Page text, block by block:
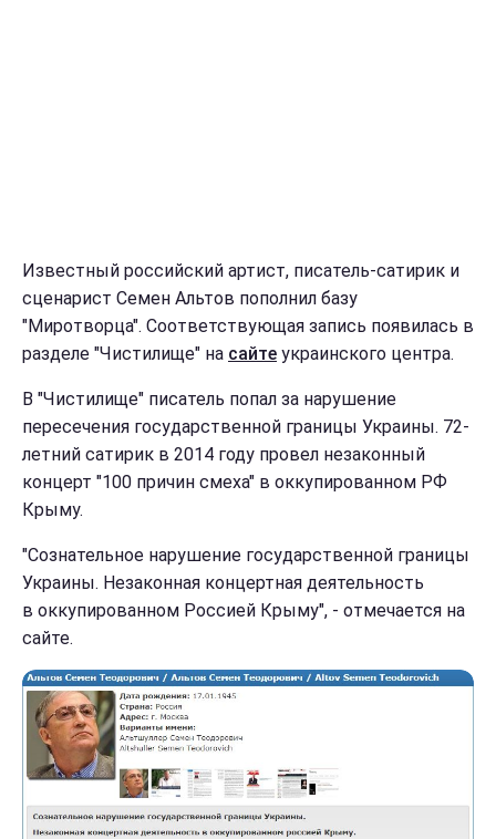
Известный российский артист, писатель-сатирик и
сценарист Семен Альтов пополнил базу
"Миротворца". Соответствующая запись появилась в
разделе "Чистилище" на сайте украинского центра.
В "Чистилище" писатель попал за нарушение
пересечения государственной границы Украины. 72-
летний сатирик в 2014 году провел незаконный
концерт "100 причин смеха" в оккупированном РФ
Крыму.
"Сознательное нарушение государственной границы
Украины. Незаконная концертная деятельность
в оккупированном Россией Крыму", - отмечается на
сайте.